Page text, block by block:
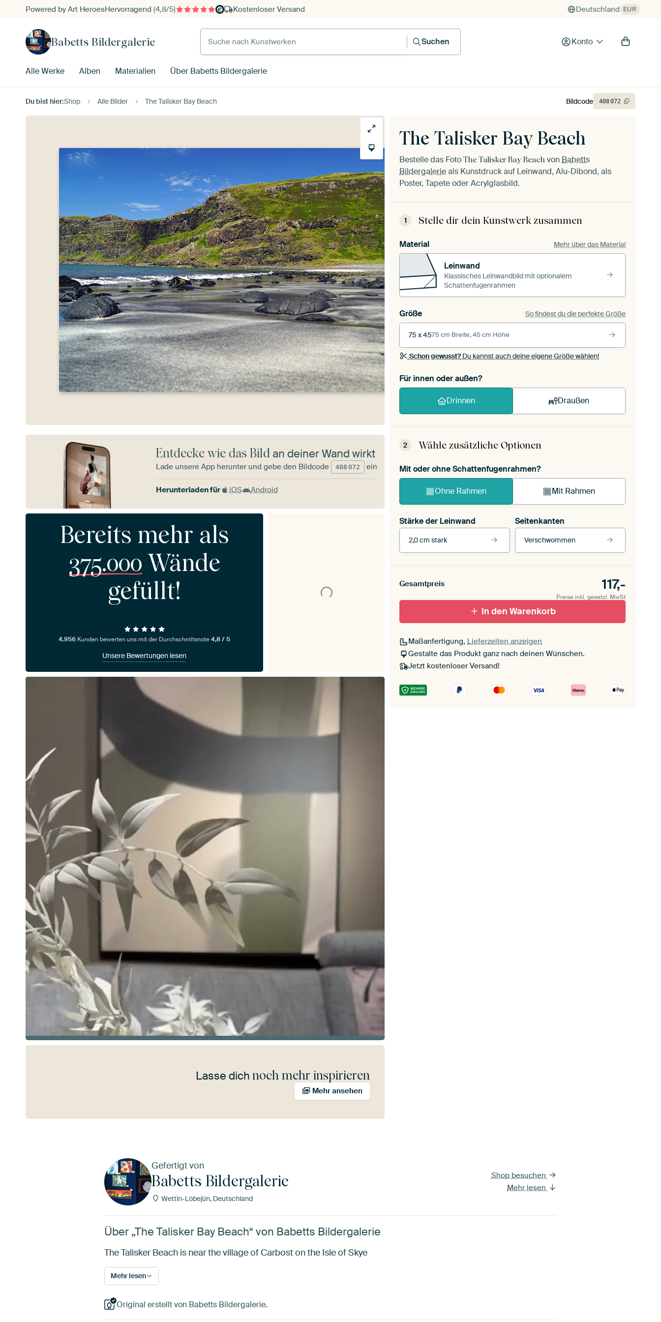
Powered by Art HeroesHervorragend (4,8/5) Kostenloser Versand Deutschland EUR
Babetts Bildergalerie
Suche nach Kunstwerken
Suchen
Konto
Alle Werke Alben Materialien Über Babetts Bildergalerie
Du bist hier:Shop Alle Bilder The Talisker Bay Beach
The Talisker Bay Beach
Bestelle das Foto The Talisker Bay Beach von Babetts
Bildergalerieals Kunstdruck auf Leinwand, Alu-Dibond, als
Poster, Tapete oder Acrylglasbild.
1 Stelle dir dein Kunstwerk zusammen
Material Mehr über das Material
Leinwand
Klassisches Leinwandbild mit optionalem
Schattenfugenrahmen
Größe So findest du die perfekte Größe
75 x 4575 cm Breite, 45 cm Höhe
Schon gewusst?Du kannst auch deine eigene Größe wählen!
Für innen oder außen?
Drinnen Draußen
2 Wähle zusätzliche Optionen
Mit oder ohne Schattenfugenrahmen?
Ohne Rahmen Mit Rahmen
Stärke der Leinwand
2,0 cm stark
Seitenkanten
Verschwommen
schwarz
Mit Schattenfugenrahmen, weiß
cm stark
Seitenkanten
Gesamtpreis 117,-
Preise inkl. gesetzl. MwSt
In den Warenkorb
Maßanfertigung, Lieferzeiten anzeigen
Gestalte das Produkt ganz nach deinen Wünschen.
Jetzt kostenloser Versand!
Bildcode 408072
Entdecke wie das Bildan deiner Wand wirkt
Lade unsere App herunter und gebe den Bildcode 408 072 ein
Herunterladen für iOS Android
Bereits mehr als
375.000 Wände
gefüllt!
4.956 Kunden bewerten uns mit der Durchschnittsnote4,8 / 5
Unsere Bewertungen lesen
Lasse dich noch mehr inspirieren
Mehr ansehen
Gefertigt von
Babetts Bildergalerie
Wettin-Löbejün, Deutschland
Shop besuchen
Mehr lesen
Über „The Talisker Bay Beach“ von Babetts Bildergalerie
The Talisker Beach is near the village of Carbost on the Isle of Skye
Mehr lesen
Original erstellt von Babetts Bildergalerie.